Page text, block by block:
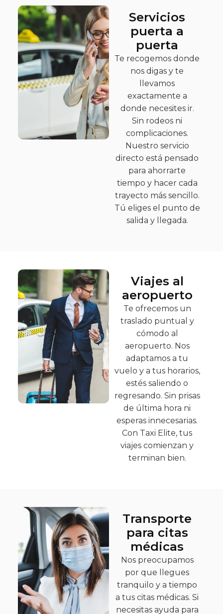
Servicios
puerta a
puerta
Te recogemos donde
nos digas y te
llevamos
exactamente a
donde necesites ir.
Sin rodeos ni
complicaciones.
Nuestro servicio
directo está pensado
para ahorrarte
tiempo y hacer cada
trayecto más sencillo.
Tú eliges el punto de
salida y llegada.
Viajes al
aeropuerto
Te ofrecemos un
traslado puntual y
cómodo al
aeropuerto. Nos
adaptamos a tu
vuelo y a tus horarios,
estés saliendo o
regresando. Sin prisas
de última hora ni
esperas innecesarias.
Con Taxi Elite, tus
viajes comienzan y
terminan bien.
Transporte
para citas
médicas
Nos preocupamos
por que llegues
tranquilo y a tiempo
a tus citas médicas. Si
necesitas ayuda para